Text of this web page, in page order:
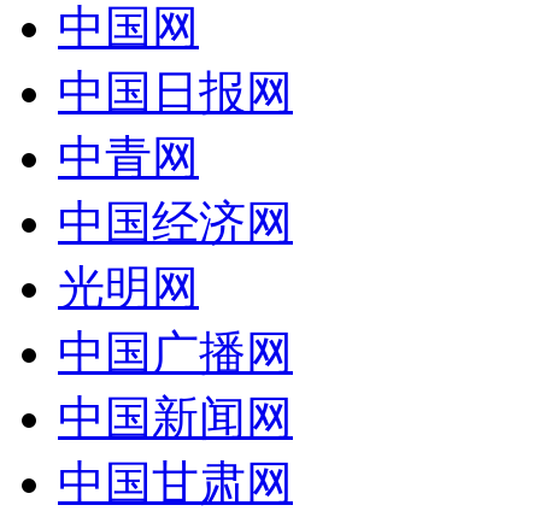
中国网
中国日报网
中青网
中国经济网
光明网
中国广播网
中国新闻网
中国甘肃网